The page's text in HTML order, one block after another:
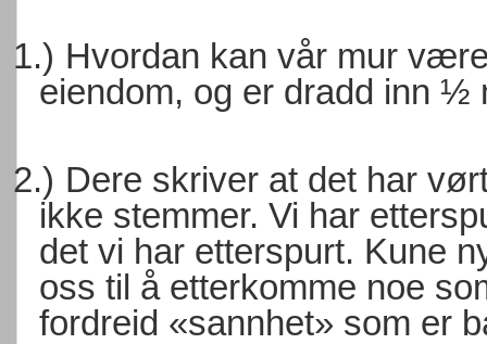
1.) Hvordan kan vår mur
eiendom, og er dradd inn ½
2.) Dere skriver at det har
ikke stemmer. Vi har
det vi har etterspurt. Kune
oss til å etterkomme noe
fordreid «sannhet» som er